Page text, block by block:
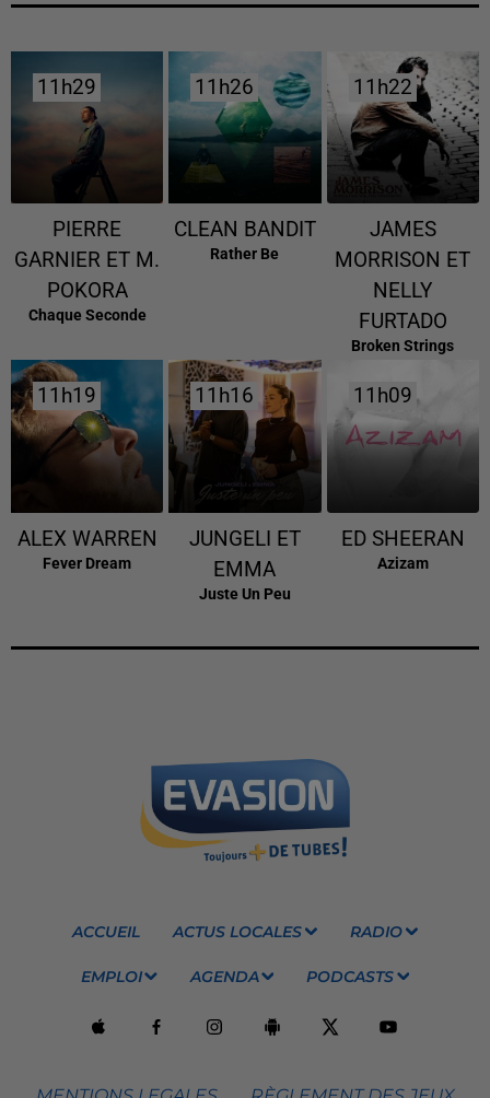
11h29
11h29
PIERRE
GARNIER ET M.
POKORA
Chaque Seconde
11h26
11h26
CLEAN BANDIT
Rather Be
11h22
11h22
JAMES
MORRISON ET
NELLY
FURTADO
Broken Strings
11h19
11h19
ALEX WARREN
Fever Dream
11h16
11h16
JUNGELI ET
EMMA
Juste Un Peu
11h09
11h09
ED SHEERAN
Azizam
ACCUEIL ACTUS LOCALES RADIO
EMPLOI AGENDA PODCASTS